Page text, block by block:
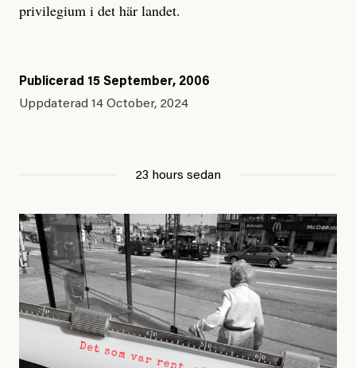
privilegium i det här landet.
Publicerad 15 September, 2006
Uppdaterad 14 October, 2024
23 hours sedan